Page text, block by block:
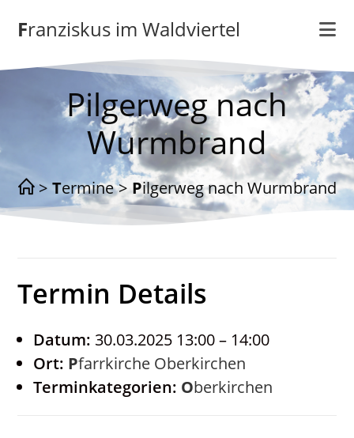
Inhalt
springenFranziskus im Waldviertel
Pilgerweg nach
Wurmbrand
> Termine > Pilgerweg nach Wurmbrand
Termin Details
Datum: 30.03.2025 13:00– 14:00
Ort:
Pfarrkirche Oberkirchen
Terminkategorien:
Oberkirchen